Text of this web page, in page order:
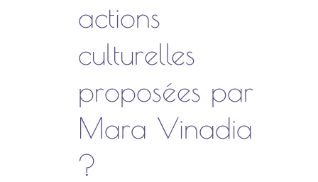
actions
culturelles
proposées par
Mara Vinadia
?